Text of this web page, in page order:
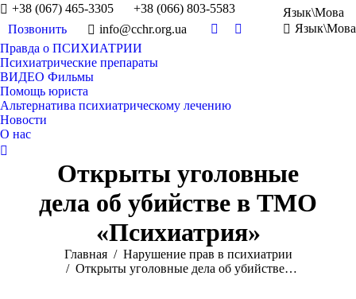
+38 (067) 465-3305
+38 (066) 803-5583
Позвонить
info@cchr.org.ua
FacebookYouTube
Язык\Мова
Язык\Мова
Правда о ПСИХИАТРИИ
Психиатрические препараты
ВИДЕО Фильмы
Помощь юриста
Альтернатива психиатрическому лечению
Новости
О нас
Поиск:
Открыты уголовные
дела об убийстве в ТМО
«Психиатрия»
Вы здесь:Главная
Нарушение прав в психиатрии
Открыты уголовные дела об убийстве…